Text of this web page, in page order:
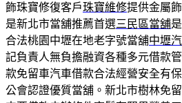
飾珠寶修復客戶珠寶維修提供金屬
是新北市當舖推薦首選三民區當舖
合法桃園中壢在地老字號當舖中壢
記負責人無負擔融資各種多元借款
款免留車汽車借款合法經營安全有
公會認證優質當舖。新北市樹林免